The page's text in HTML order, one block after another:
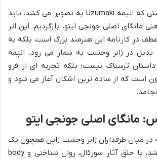
که انیمه Uzumaki به تصویر می کشد، باید
مانگای اصلی جونجی ایتو، بازگردیم. این اثر
عطف در کارنامه این هنرمند بزرگ است، بلکه به
در ژانر وحشت به شمار می رود. انیمه
ترسناک نیست؛ بلکه تجربه ای از فرو
است که از ساده ترین اشکال آغاز می شود و
مانگای اصلی جونجی ایتو
در میان طرفداران ژانر وحشت ژاپن همچون یک
با خلق آثار سورئال، روان شناختی وbody